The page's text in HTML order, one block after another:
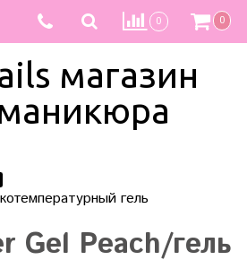
0 0
магазин
гель
Gel Peach/гель